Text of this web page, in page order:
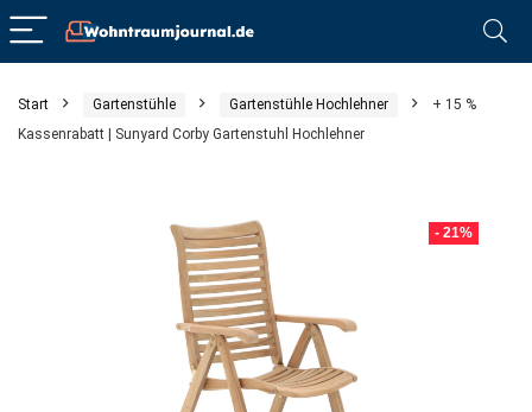
Start Gartenstühle Gartenstühle Hochlehner
+ 15 %
Kassenrabatt | Sunyard Corby Gartenstuhl Hochlehner
- 21%